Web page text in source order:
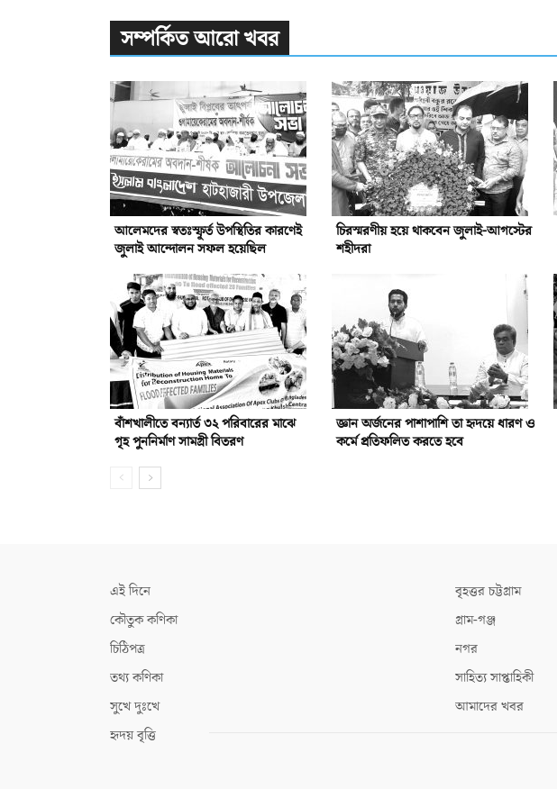
সম্পর্কিত আরো খবর
আলেমদের স্বতঃস্ফূর্ত উপস্থিতির কারণেই
জুলাই আন্দোলন সফল হয়েছিল
চিরস্মরণীয় হয়ে থাকবেন জুলাই-আগস্টের
শহীদরা
বাঁশখালীতে বন্যার্ত ৩২ পরিবারের মাঝে
গৃহ পুননির্মাণ সামগ্রী বিতরণ
জ্ঞান অর্জনের পাশাপাশি তা হৃদয়ে ধারণ ও
কর্মে প্রতিফলিত করতে হবে
এই দিনে
কৌতুক কণিকা
চিঠিপত্র
তথ্য কণিকা
সুখে দুঃখে
হৃদয় বৃত্তি
বৃহত্তর চট্টগ্রাম
গ্রাম-গঞ্জ
নগর
সাহিত্য সাপ্তাহিকী
আমাদের খবর